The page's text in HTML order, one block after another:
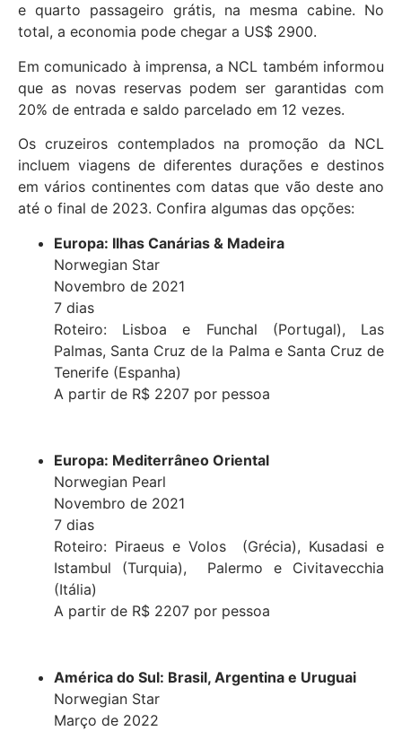
e quarto passageiro grátis, na mesma cabine. No
total, a economia pode chegar a US$ 2900.
Em comunicado à imprensa, a NCL também informou
que as novas reservas podem ser garantidas com
20% de entrada e saldo parcelado em 12 vezes.
Os cruzeiros contemplados na promoção da NCL
incluem viagens de diferentes durações e destinos
em vários continentes com datas que vão deste ano
até o final de 2023. Confira algumas das opções:
Europa: Ilhas Canárias & Madeira
Norwegian Star
Novembro de 2021
7 dias
Roteiro: Lisboa e Funchal (Portugal), Las
Palmas, Santa Cruz de la Palma e Santa Cruz de
Tenerife (Espanha)
A partir de R$ 2207 por pessoa
Europa: Mediterrâneo Oriental
Norwegian Pearl
Novembro de 2021
7 dias
Roteiro: Piraeus e Volos (Grécia), Kusadasi e
Istambul (Turquia), Palermo e Civitavecchia
(Itália)
A partir de R$ 2207 por pessoa
América do Sul: Brasil, Argentina e Uruguai
Norwegian Star
Março de 2022